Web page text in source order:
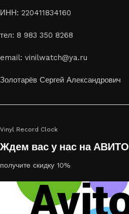
ИНН: 220411834160
тел: 8 983 350 8268
email: vinilwatch@ya.ru
Золотарёв Сергей Александрович
Vinyl Record Clock
Ждем вас у нас на АВИТО
получите скидку 10%